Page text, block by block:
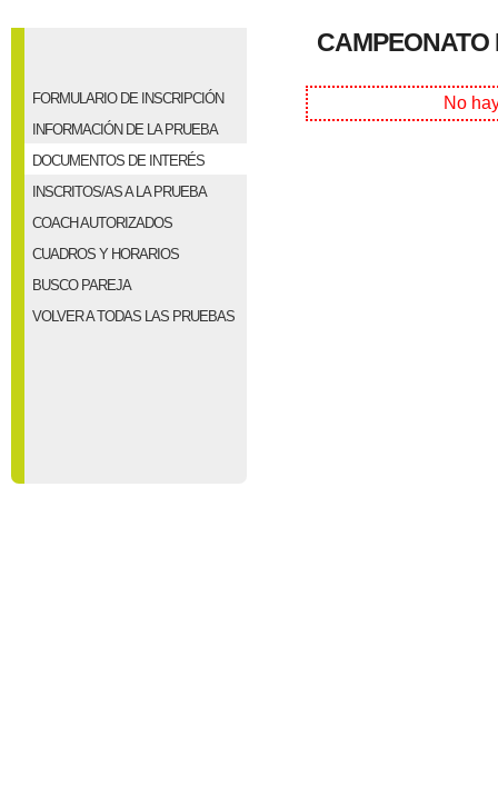
FORMULARIO DE INSCRIPCIÓN
INFORMACIÓN DE LA PRUEBA
DOCUMENTOS DE INTERÉS
INSCRITOS/AS A LA PRUEBA
COACH AUTORIZADOS
CUADROS Y HORARIOS
BUSCO PAREJA
VOLVER A TODAS LAS PRUEBAS
No